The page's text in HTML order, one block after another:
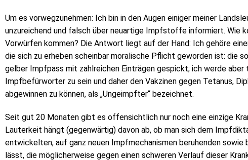
Um es vorwegzunehmen: Ich bin in den Augen einiger meiner
unzureichend und falsch über neuartige Impfstoffe informiert. Wie
Vorwürfen kommen? Die Antwort liegt auf der Hand: Ich gehöre
die sich zu erheben scheinbar moralische Pflicht geworden ist: die
gelber Impfpass mit zahlreichen Einträgen gespickt; ich werde aber
Impfbefürworter zu sein und daher den Vakzinen gegen Tetanus,
abgewinnen zu können, als „Ungeimpfter“ bezeichnet.
Seit gut 20 Monaten gibt es offensichtlich nur noch eine einzige
Lauterkeit hängt (gegenwärtig) davon ab, ob man sich dem
entwickelten, auf ganz neuen Impfmechanismen beruhenden
lässt, die möglicherweise gegen einen schweren Verlauf dieser